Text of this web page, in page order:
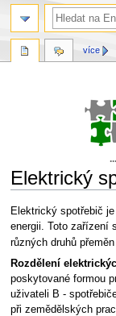
Elektrický
Skočit
na
navigaci
Skočit
na
vyhledávání
Elektrický spotřebič
energii. Toto zařízení
různých druhů
Rozdělení
poskytované formou
uživateli B -
při zemědělských
více